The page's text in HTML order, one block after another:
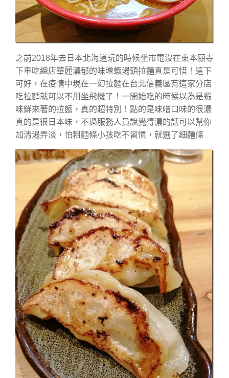
之前2018年去日本北海道玩的時候坐市電沒在東本願寺
下車吃總店華麗濃郁的味增蝦湯頭拉麵真是可惜！這下
可好，在疫情中現在一幻拉麵在台北信義區有這家分店
吃拉麵就可以不用坐飛機了！一開始吃的時候以為是蝦
味鮮來著的拉麵，真的超特別！點的是味噌口味的很濃
真的是很日本味，不過服務人員說覺得濃的話可以幫你
加清湯弄淡，怕粗麵條小孩吃不習慣，就選了細麵條